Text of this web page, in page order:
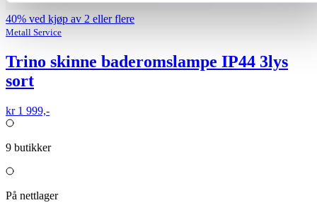
40% ved kjøp av 2 eller flere
Metall Service
Trino skinne baderomslampe IP44 3lys
sort
kr 1 999,-
9 butikker
På nettlager